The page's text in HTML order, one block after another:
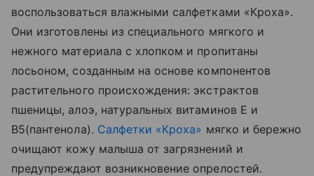
воспользоваться влажными салфетками «Кроха».
Они изготовлены из специального мягкого и
нежного материала с хлопком и пропитаны
лосьоном, созданным на основе компонентов
растительного происхождения: экстрактов
пшеницы, алоэ, натуральных витаминов Е и
В5(пантенола). Салфетки «Кроха» мягко и бережно
очищают кожу малыша от загрязнений и
предупреждают возникновение опрелостей.